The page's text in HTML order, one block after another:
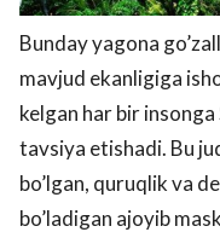
Bunday yagona
mavjud ekanligiga
kelgan har bir
tavsiya etishadi. Bu
bo’lgan, quruqlik va
bo’ladigan ajoyib